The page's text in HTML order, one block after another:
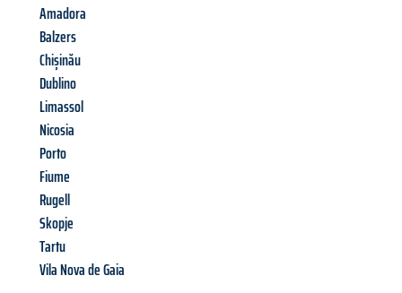
Amadora
Balzers
Chișinău
Dublino
Limassol
Nicosia
Porto
Fiume
Rugell
Skopje
Tartu
Vila Nova de Gaia